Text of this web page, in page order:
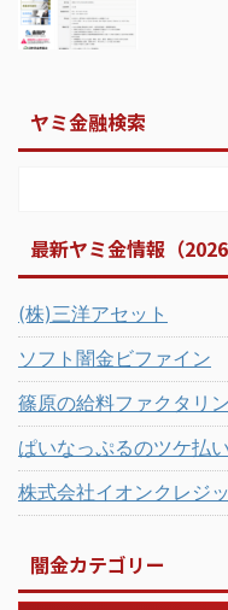
ヤミ金融検索
最新ヤミ金情報（2026
(株)三洋アセット
ソフト闇金ビファイン
篠原の給料ファクタリ
ぱいなっぷるのツケ払
株式会社イオンクレジ
闇金カテゴリー